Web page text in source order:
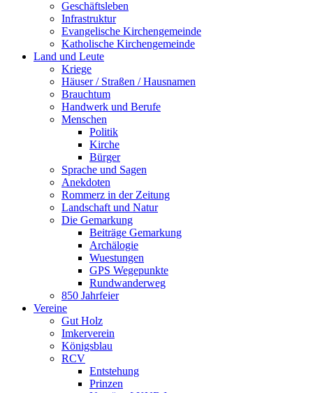
Geschäftsleben
Infrastruktur
Evangelische Kirchengemeinde
Katholische Kirchengemeinde
Land und Leute
Kriege
Häuser / Straßen / Hausnamen
Brauchtum
Handwerk und Berufe
Menschen
Politik
Kirche
Bürger
Sprache und Sagen
Anekdoten
Rommerz in der Zeitung
Landschaft und Natur
Die Gemarkung
Beiträge Gemarkung
Archälogie
Wuestungen
GPS Wegepunkte
Rundwanderweg
850 Jahrfeier
Vereine
Gut Holz
Imkerverein
Königsblau
RCV
Entstehung
Prinzen